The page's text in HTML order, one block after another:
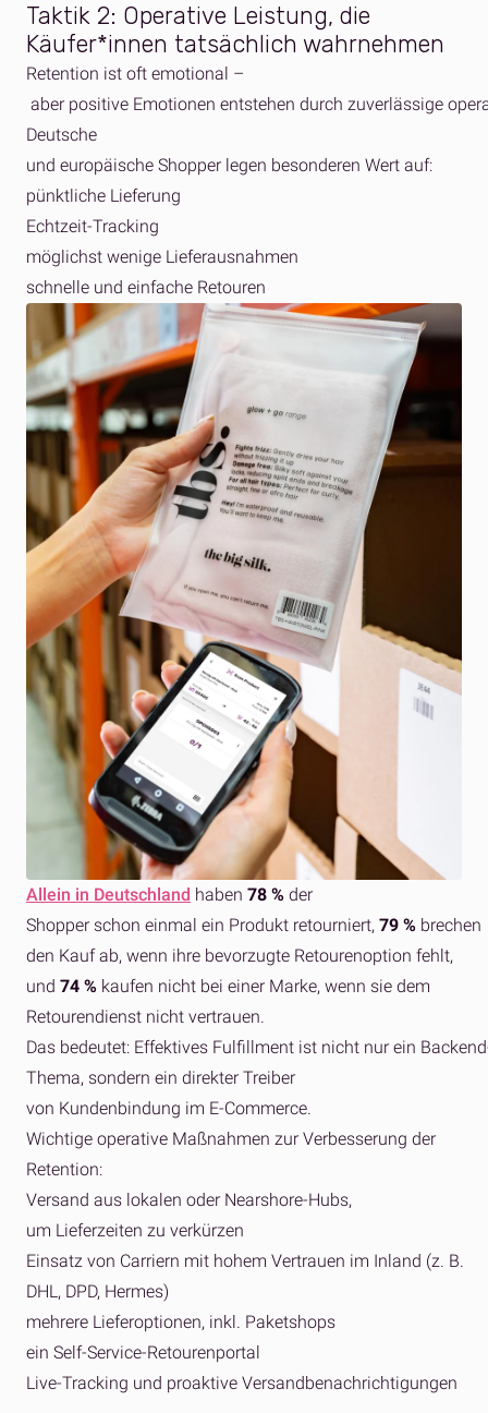
Taktik 2: Operative Leistung, die
Käufer*innen tatsächlich wahrnehmen
Retention ist oft emotional –
aber positive Emotionen entstehen durch zuverlässige
Deutsche
und europäische Shopper legen besonderen Wert auf:
pünktliche Lieferung
Echtzeit-Tracking
möglichst wenige Lieferausnahmen
schnelle und einfache Retouren
Allein in Deutschland haben 78 % der
Shopper schon einmal ein Produkt retourniert, 79 % brechen
den Kauf ab, wenn ihre bevorzugte Retourenoption fehlt,
und 74 % kaufen nicht bei einer Marke, wenn sie dem
Retourendienst nicht vertrauen.
Das bedeutet: Effektives Fulfillment ist nicht nur ein
Thema, sondern ein direkter Treiber
von Kundenbindung im E-Commerce.
Wichtige operative Maßnahmen zur Verbesserung der
Retention:
Versand aus lokalen oder Nearshore-Hubs,
um Lieferzeiten zu verkürzen
Einsatz von Carriern mit hohem Vertrauen im Inland (z. B.
DHL, DPD, Hermes)
mehrere Lieferoptionen, inkl. Paketshops
ein Self-Service-Retourenportal
Live-Tracking und proaktive Versandbenachrichtigungen